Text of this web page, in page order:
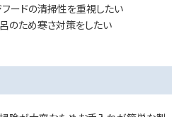
フードの清掃性を重視したい
のため寒さ対策をしたい